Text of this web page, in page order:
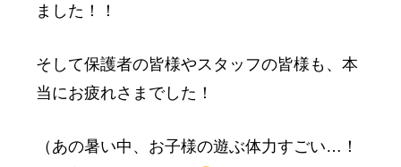
ました！！
そして保護者の皆様やスタッフの皆様も、本
当にお疲れさまでした！
（あの暑い中、お子様の遊ぶ体力すごい…！